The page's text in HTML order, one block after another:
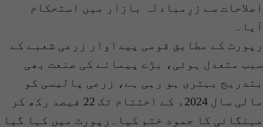
اصلاحات سے زرِمبادلہ بازار میں استحکام
آیا۔
رپورٹ کے مطابق قومی پیداوار زرعی شعبے کے
سبب متعدل ہوئی، بڑے پیمانے کی صنعت بھی
بتدریج بہتری ہو رہی ہے، زرعی پالیسی کو
مالی سال 2024ء کے اختتام تک 22 فیصد رکھ کر
مہنگائی کا جمود ختم کیا۔رپورٹ میں کہا گیا